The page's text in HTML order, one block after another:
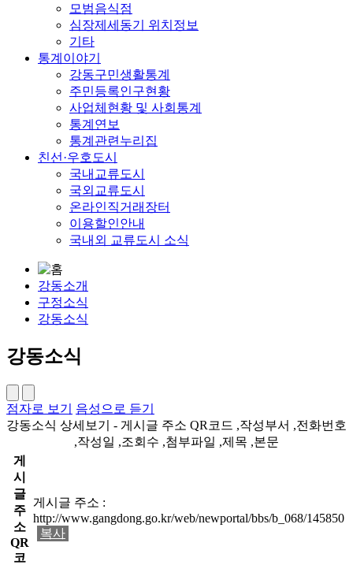
모범음식점
심장제세동기 위치정보
기타
통계이야기
강동구민생활통계
주민등록인구현황
사업체현황 및 사회통계
통계연보
통계관련누리집
친선·우호도시
국내교류도시
국외교류도시
온라인직거래장터
이용할인안내
국내외 교류도시 소식
강동소개
구정소식
강동소식
강동소식
점자로 보기
음성으로 듣기
강동소식 상세보기 - 게시글 주소 QR코드 ,작성부서 ,전화번호
,작성일 ,조회수 ,첨부파일 ,제목 ,본문
게
시
글
주
소
QR
코
게시글 주소 :
http://www.gangdong.go.kr/web/newportal/bbs/b_068/145850
복사